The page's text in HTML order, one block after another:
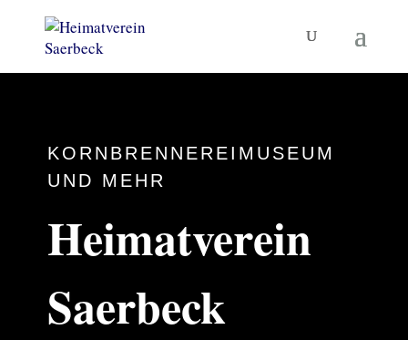
KORNBRENNEREIMUSEUM
UND MEHR
Heimatverein
Saerbeck